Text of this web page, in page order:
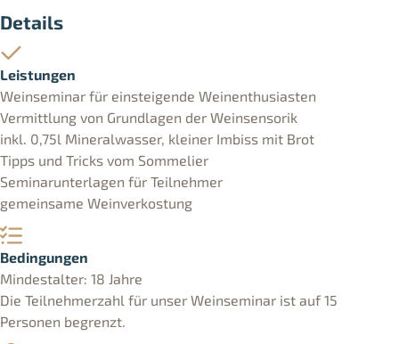
Details
Leistungen
Weinseminar für einsteigende Weinenthusiasten
Vermittlung von Grundlagen der Weinsensorik
inkl. 0,75l Mineralwasser, kleiner Imbiss mit Brot
Tipps und Tricks vom Sommelier
Seminarunterlagen für Teilnehmer
gemeinsame Weinverkostung
Bedingungen
Mindestalter: 18 Jahre
Die Teilnehmerzahl für unser Weinseminar ist auf 15
Personen begrenzt.